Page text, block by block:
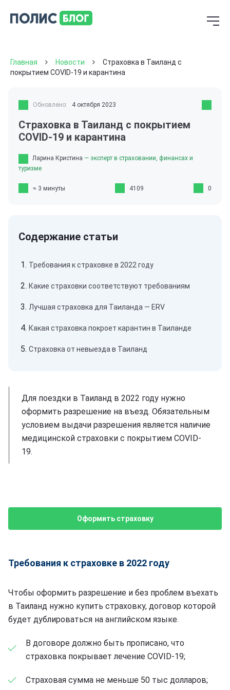
Главная Новости
Страховка в Таиланд с
покрытием COVID-19 и карантина
Обновлено: 4 октября 2023
Страховка в Таиланд с покрытием
COVID-19 и карантина
Ларина Кристина — эксперт в страховании, финансах и
туризме
≈ 3 минуты 4109 0
Требования к страховке в 2022 году
Какие страховки соответствуют требованиям
Лучшая страховка для Таиланда — ERV
Какая страховка покроет карантин в Таиланде
Страховка от невыезда в Таиланд
Для поездки в Таиланд в 2022 году нужно
оформить разрешение на въезд. Обязательным
условием выдачи разрешения является наличие
медицинской страховки с покрытием COVID-
19.
Оформить страховку
Требования к страховке в 2022 году
Чтобы оформить разрешение и без проблем въехать
в Таиланд нужно купить страховку, договор которой
будет дублироваться на английском языке.
В договоре должно быть прописано, что
страховка покрывает лечение COVID-19;
Страховая сумма не меньше 50 тыс долларов;